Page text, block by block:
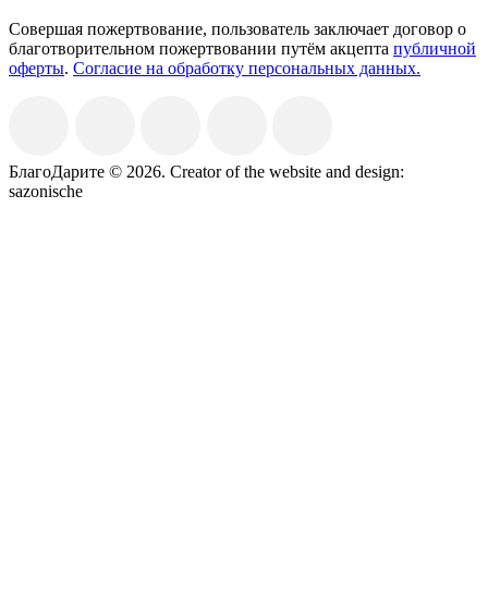
Совершая пожертвование, пользователь заключает договор о
благотворительном пожертвовании путём акцепта публичной
оферты. Согласие на обработку персональных данных.
БлагоДарите © 2026. Creator of the website and design:
sazonische